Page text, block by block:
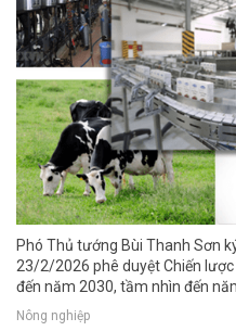
Phó Thủ tướng Bùi Thanh Sơn
23/2/2026 phê duyệt Chiến
đến năm 2030, tầm nhìn đến
Nông nghiệp